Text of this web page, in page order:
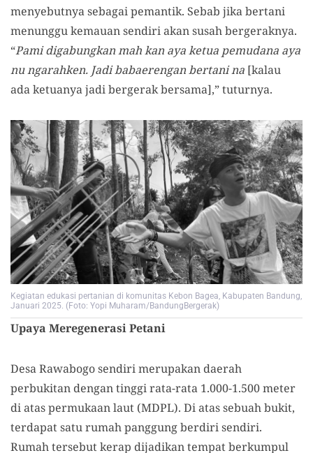
menyebutnya sebagai pemantik. Sebab jika bertani
menunggu kemauan sendiri akan susah bergeraknya.
“Pami digabungkan mah kan aya ketua pemudana aya
nu ngarahken. Jadi babaerengan bertani na [kalau
ada ketuanya jadi bergerak bersama],” tuturnya.
Kegiatan edukasi pertanian di komunitas Kebon Bagea, Kabupaten Bandung,
Januari 2025. (Foto: Yopi Muharam/BandungBergerak)
Upaya MeregenerasiPetani
Desa Rawabogo sendiri merupakan daerah
perbukitan dengan tinggi rata-rata 1.000-1.500 meter
di atas permukaan laut (MDPL). Di atas sebuah bukit,
terdapat satu rumah panggung berdiri sendiri.
Rumah tersebut kerap dijadikan tempat berkumpul